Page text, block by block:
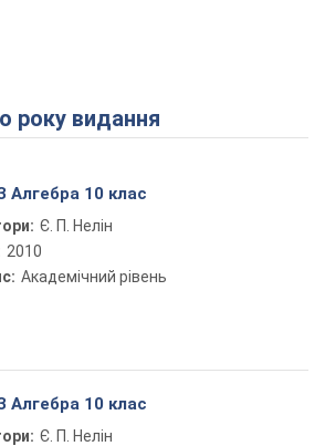
Play Video
року видання
Алгебра 10 клас
Є. П. Нелін
2010
Академічний рівень
Алгебра 10 клас
Є. П. Нелін